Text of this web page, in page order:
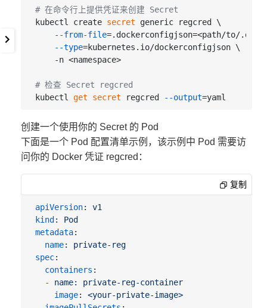
# 在命令行上提供凭证来创建 Secret
kubectl create secret generic regcred \
--from-file=.dockerconfigjson=<path/to/
--type=kubernetes.io/dockerconfigjson \
    -n <namespace>
# 检查 Secret regcred
kubectl get secret regcred --output
创建一个使用你的 Secret 的 Pod
下面是一个 Pod 配置清单示例，该示例中 Pod 需要访
问你的 Docker 凭证 regcred：
复制
apiVersion:
v1
kind :
Pod
metadata:
name:
private-reg
spec:
containers :
-
name: private-reg-container
image:
<your-private-image>